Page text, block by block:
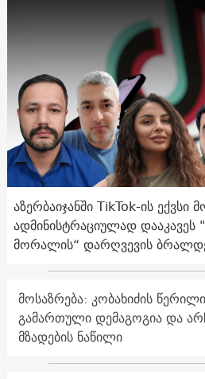
აზერბაიჯანში TikTok-ის ექვსი
ადმინისტრაციულად დააკავეს
მორალის“ დარღვევის
მოსაზრება: კობახიძის
გამართული დემაგოგია და
მზადების ნაწილი